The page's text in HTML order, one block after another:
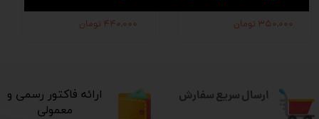
۳۵۰,۰۰۰ تومان ۴۴۰,۰۰۰ تومان
ارسال سریع سفارش
​ارائه فاکتور رسمی و
معمولی